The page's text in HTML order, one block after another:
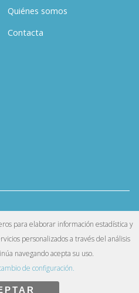
Quiénes somos
Contacta
version
para elaborar información estadística y
personalizados a través del análisis
navegando acepta su uso.
de configuración.